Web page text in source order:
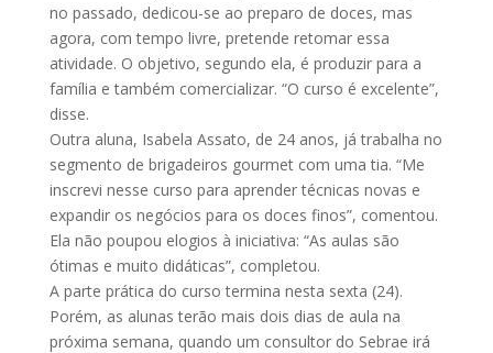
no passado, dedicou-se ao preparo de doces, mas
agora, com tempo livre, pretende retomar essa
atividade. O objetivo, segundo ela, é produzir para a
família e também comercializar. “O curso é excelente”,
disse.
Outra aluna, Isabela Assato, de 24 anos, já trabalha no
segmento de brigadeiros gourmet com uma tia. “Me
inscrevi nesse curso para aprender técnicas novas e
expandir os negócios para os doces finos”, comentou.
Ela não poupou elogios à iniciativa: “As aulas são
ótimas e muito didáticas”, completou.
A parte prática do curso termina nesta sexta (24).
Porém, as alunas terão mais dois dias de aula na
próxima semana, quando um consultor do Sebrae irá